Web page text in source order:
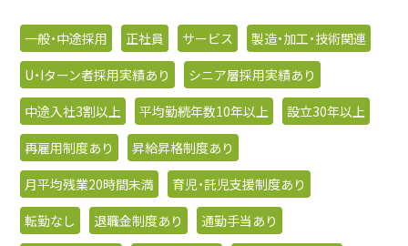
一般・中途採用 正社員 サービス
製造・加工・技術関連
U・Iターン者採用実績あり
シニア層採用実績あり
中途入社3割以上
平均勤続年数10年以上
設立30年以上
再雇用制度あり
昇給昇格制度あり
月平均残業20時間未満
育児・託児支援制度あり
転勤なし
退職金制度あり
通勤手当あり